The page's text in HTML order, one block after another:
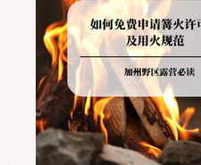
加州特有的野外环境隐患
物政策管辖权迷雾：狗狗到
里？ 加州的户外区域由不
管理，其核心保护目标决
的严格程度。我们可以将其
严到宽”的鄙视链： 1. 极其
园 (National Parks) & 州立
Parks) 政策基调： 优先保